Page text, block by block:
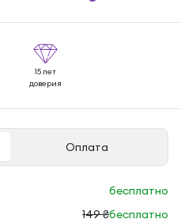
15 лет
доверия
Оплата
бесплатно
149 ₴бесплатно